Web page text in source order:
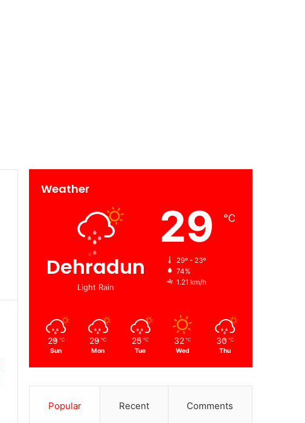
Weather
Dehradun
Light Rain
29 ℃
29º - 23º
74%
1.21 km/h
29 ℃
Sun
29 ℃
Mon
25 ℃
Tue
32 ℃
Wed
30 ℃
Thu
Popular Recent Comments